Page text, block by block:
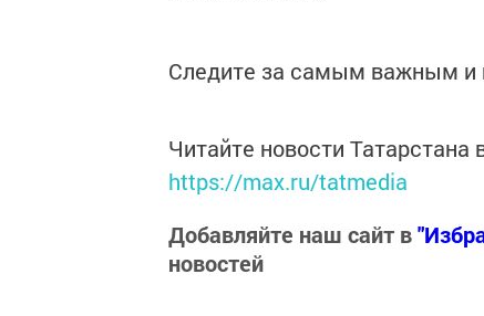
Следите за самым важным и
Читайте новости
https://max.ru/tatmedia
Добавляйте наш сайт в
новостей